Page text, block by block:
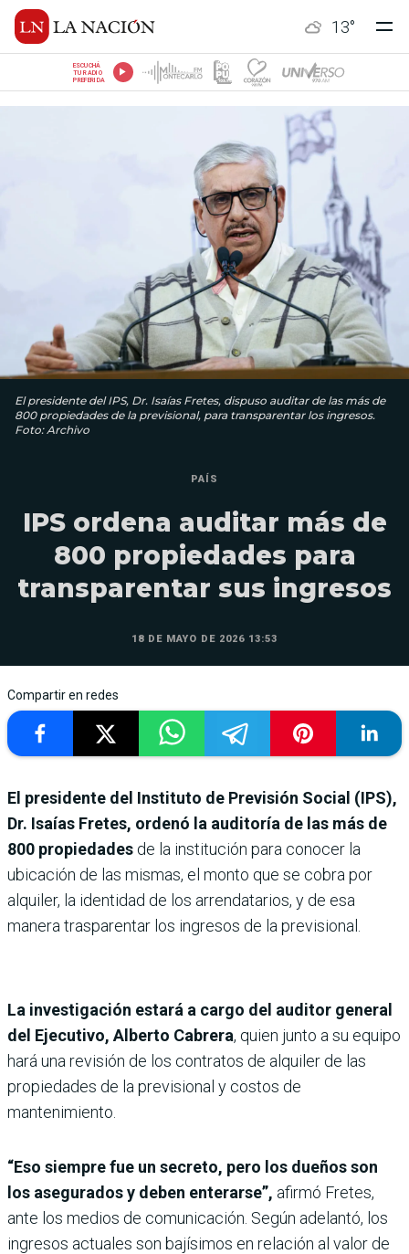
13°
ESCUCHÁ
TU RADIO
PREFERIDA
El presidente del IPS, Dr. Isaías Fretes, dispuso auditar de las más de
800 propiedades de la previsional, para transparentar los ingresos.
Foto: Archivo
PAÍS
IPS ordena auditar más de
800 propiedades para
transparentar sus ingresos
18 DE MAYO DE 2026 13:53
Compartir en redes
El presidente del Instituto de Previsión Social (IPS),
Dr. Isaías Fretes, ordenó la auditoría de las más de
800 propiedades de la institución para conocer la
ubicación de las mismas, el monto que se cobra por
alquiler, la identidad de los arrendatarios, y de esa
manera trasparentar los ingresos de la previsional.
La investigación estará a cargo del auditor general
del Ejecutivo, Alberto Cabrera, quien junto a su equipo
hará una revisión de los contratos de alquiler de las
propiedades de la previsional y costos de
mantenimiento.
“Eso siempre fue un secreto, pero los dueños son
los asegurados y deben enterarse”, afirmó Fretes,
ante los medios de comunicación. Según adelantó, los
ingresos actuales son bajísimos en relación al valor de